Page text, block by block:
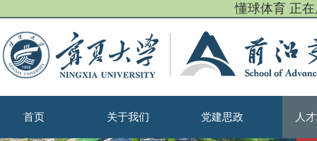
懂球体育 正
首页 关于我们 党建思政 人